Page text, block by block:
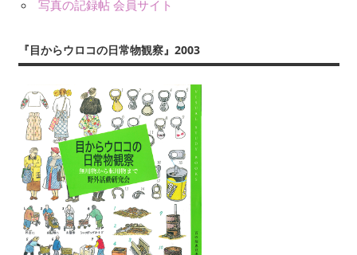
（講
な
に
よ
り、
公
表
し
て
い
ま
写真の記録帖 会員サイト
『目からウロコの日常物観察』2003